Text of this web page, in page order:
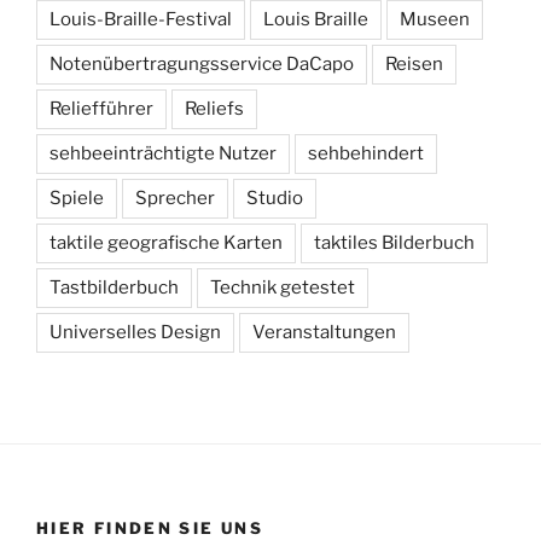
Louis-Braille-Festival Louis Braille Museen
Notenübertragungsservice DaCapo Reisen
Reliefführer Reliefs
sehbeeinträchtigte Nutzer sehbehindert
Spiele Sprecher Studio
taktile geografische Karten taktiles Bilderbuch
Tastbilderbuch Technik getestet
Universelles Design Veranstaltungen
HIER FINDEN SIE UNS